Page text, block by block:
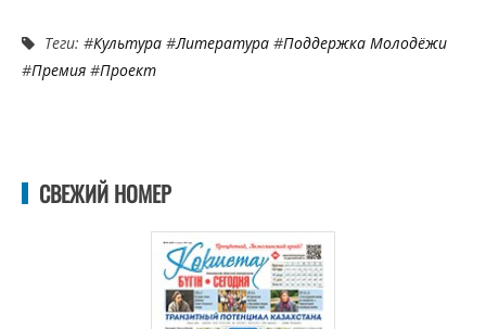
Теги: #Культура #Литература #Поддержка Молодёжи
#Премия #Проект
СВЕЖИЙ НОМЕР